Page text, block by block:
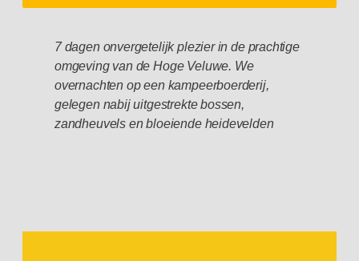
7 dagen onvergetelijk plezier in de prachtige
omgeving van de Hoge Veluwe. We
overnachten op een kampeerboerderij,
gelegen nabij uitgestrekte bossen,
zandheuvels en bloeiende heidevelden